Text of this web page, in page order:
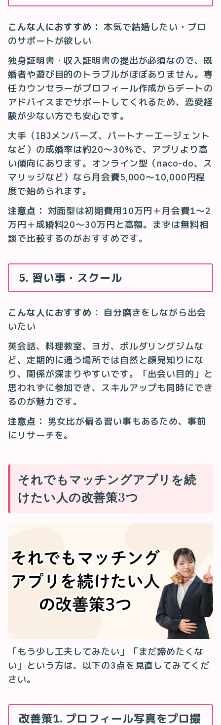
こんな人におすすめ： 本気で結婚したい・プロ
のサポートが欲しい
独身証明書・収入証明書の提出が必須なので、既
婚者や遊び目的のトラブルがほぼありません。専
任カウンセラーがプロフィール作成からデートの
アドバイスまでサポートしてくれるため、恋愛経
験が少ない方でも安心です。
大手（IBJメンバーズ、パートナーエージェント
など）の成婚率は約20〜30%で、アプリより高
い傾向にあります。オンライン型（naco-do、ス
マリッジなど）なら月会費5,000〜10,000円程
度で始められます。
注意点：
対面型は初期費用10万円＋月会費1〜2
万円＋成婚料20〜30万円と高額。まずは無料相
談で比較するのがおすすめです。
5. 習い事・スクール
こんな人におすすめ：
自分磨きをしながら出会
いたい
英会話、料理教室、ヨガ、ボルダリングジムな
ど、定期的に通う場所では自然と顔見知りにな
り、関係が深まりやすいです。「出会い目的」と
思われずに参加でき、スキルアップも同時にでき
るのが魅力です。
注意点：
男女比が偏る習い事もあるため、事前
にリサーチを。
それでもマッチングアプリを続
けたい人の改善策3つ
「もう少し工夫してみたい」「まだ諦めたくな
い」という方は、以下の3点を見直してみてくだ
さい。
改善策1. プロフィール写真をプロ撮